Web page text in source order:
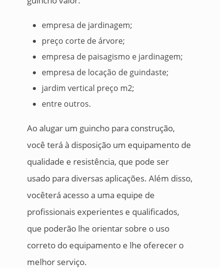
empresa de jardinagem;
preço corte de árvore;
empresa de paisagismo e jardinagem;
empresa de locação de guindaste;
jardim vertical preço m2;
entre outros.
Ao alugar um guincho para construção,
você terá à disposição um equipamento de
qualidade e resistência, que pode ser
usado para diversas aplicações. Além disso,
vocêterá acesso a uma equipe de
profissionais experientes e qualificados,
que poderão lhe orientar sobre o uso
correto do equipamento e lhe oferecer o
melhor serviço.